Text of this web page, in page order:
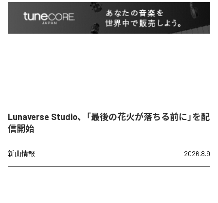
Lunaverse Studio、「最後の花火が落ちる前に」を配
信開始
新曲情報 2026.8.9